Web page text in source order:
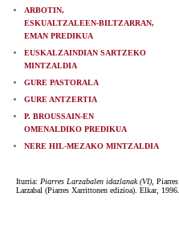
ARBOTIN,
ESKUALTZALEEN-BILTZARRAN,
EMAN PREDIKUA
EUSKALZAINDIAN SARTZEKO
MINTZALDIA
GURE PASTORALA
GURE ANTZERTIA
P. BROUSSAIN-EN
OMENALDIKO PREDIKUA
NERE HIL-MEZAKO MINTZALDIA
Iturria: Piarres Larzabalen idazlanak (VI), Piarres
Larzabal (Piarres Xarrittonen edizioa). Elkar, 1996.